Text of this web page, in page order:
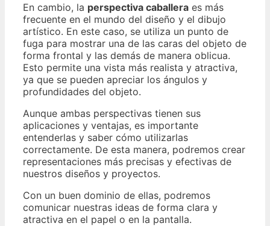
En cambio, la perspectiva caballera es más
frecuente en el mundo del diseño y el dibujo
artístico. En este caso, se utiliza un punto de
fuga para mostrar una de las caras del objeto de
forma frontal y las demás de manera oblicua.
Esto permite una vista más realista y atractiva,
ya que se pueden apreciar los ángulos y
profundidades del objeto.
Aunque ambas perspectivas tienen sus
aplicaciones y ventajas, es importante
entenderlas y saber cómo utilizarlas
correctamente. De esta manera, podremos crear
representaciones más precisas y efectivas de
nuestros diseños y proyectos.
Con un buen dominio de ellas, podremos
comunicar nuestras ideas de forma clara y
atractiva en el papel o en la pantalla.